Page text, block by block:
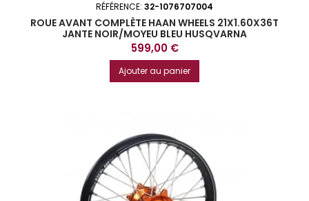
RÉFÉRENCE: 32-1076707004
ROUE AVANT COMPLÈTE HAAN WHEELS 21X1.60X36T
JANTE NOIR/MOYEU BLEU HUSQVARNA
Prix
599,00 €
Ajouter au panier